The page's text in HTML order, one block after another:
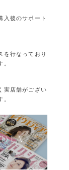
入後のサポート
を行なっており
。
実店舗がござい
。